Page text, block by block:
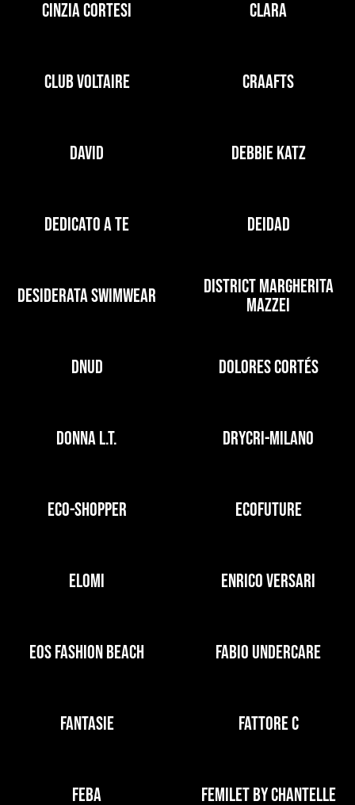
CINZIA CORTESI CLARA
CLUB VOLTAIRE CRAAFTS
DAVID DEBBIE KATZ
DEDICATO A TE DEIDAD
DESIDERATA SWIMWEAR
DISTRICT MARGHERITA
MAZZEI
DNUD DOLORES CORTÉS
DONNA L.T. DRYCRI-MILANO
ECO-SHOPPER ECOFUTURE
ELOMI ENRICO VERSARI
EOS FASHION BEACH FABIO UNDERCARE
FANTASIE FATTORE C
FEBA FEMILET BY CHANTELLE